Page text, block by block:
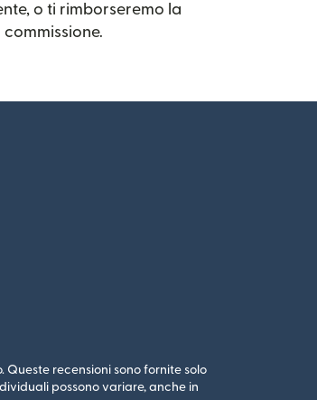
o ti rimborseremo la
commissione.
recensioni sono fornite solo
possono variare, anche in